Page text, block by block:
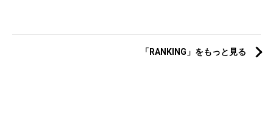
「RANKING」をもっと見る